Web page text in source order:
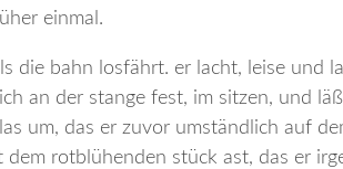
einmal.
die bahn losfährt. er lacht, leise und
an der stange fest, im sitzen, und
um, das er zuvor umständlich auf
rotblühenden stück ast, das er